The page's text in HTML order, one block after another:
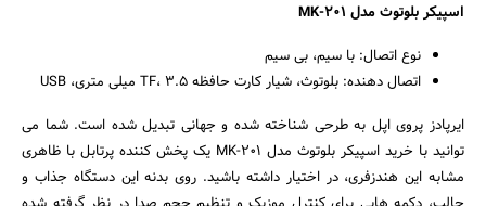
اسپیکر بلوتوث مدل MK-201
نوع اتصال: با سیم، بی سیم
اتصال دهنده: بلوتوث، شیار کارت حافظه TF، 3.5 میلی متری، USB
ایرپادز پروی اپل به طرحی شناخته شده و جهانی تبدیل شده است. شما می
توانید با خرید اسپیکر بلوتوث مدل MK-201 یک پخش کننده پرتابل با ظاهری
مشابه این هندزفری، در اختیار داشته باشید. روی بدنه این دستگاه جذاب و